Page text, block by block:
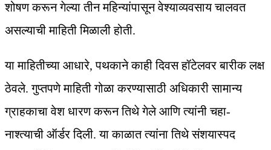
शोषण करून गेल्या तीन महिन्यांपासून वेश्याव्यवसाय चालवत
असल्याची माहिती मिळाली होती.
या माहितीच्या आधारे, पथकाने काही दिवस हॉटेलवर बारीक लक्ष
ठेवले. गुप्तपणे माहिती गोळा करण्यासाठी अधिकारी सामान्य
ग्राहकाचा वेश धारण करून तिथे गेले आणि त्यांनी चहा-
नाश्त्याची ऑर्डर दिली. या काळात त्यांना तिथे संशयास्पद